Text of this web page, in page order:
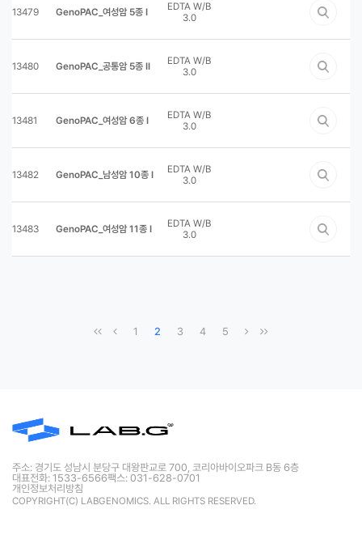
13479 GenoPAC_여성암 5종 I
EDTA W/B
3.0
13480 GenoPAC_공통암 5종 II
EDTA W/B
3.0
13481 GenoPAC_여성암 6종 I
EDTA W/B
3.0
13482 GenoPAC_남성암 10종 I
EDTA W/B
3.0
13483 GenoPAC_여성암 11종 I
EDTA W/B
3.0
1 2 3 4 5
주소: 경기도 성남시 분당구 대왕판교로 700, 코리아바이오파크 B동 6층
대표전화: 1533-6566팩스: 031-628-0701
개인정보처리방침
COPYRIGHT(C) LABGENOMICS. ALL RIGHTS RESERVED.